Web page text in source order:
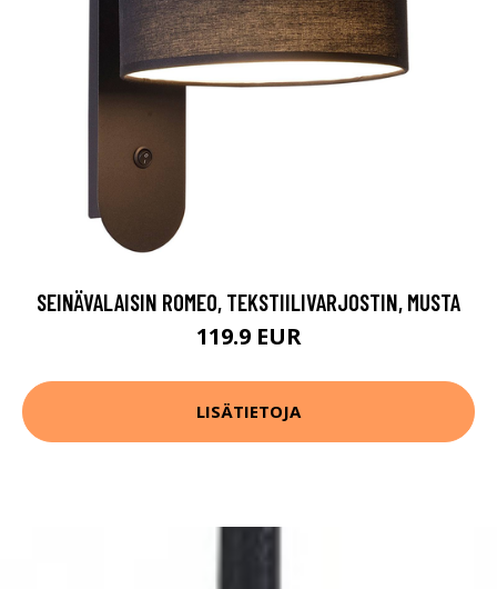
SEINÄVALAISIN ROMEO, TEKSTIILIVARJOSTIN, MUSTA
119.9 EUR
LISÄTIETOJA